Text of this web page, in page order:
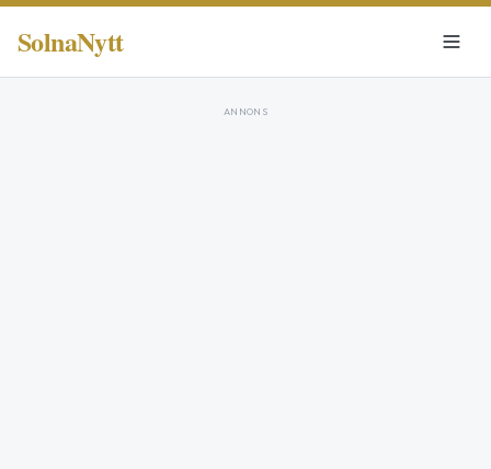
SolnaNytt
ANNONS